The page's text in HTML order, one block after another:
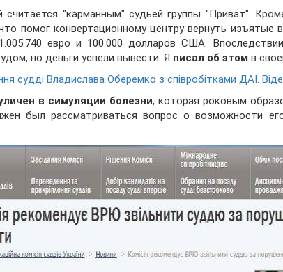
считается "карманным" судьей группы "Приват".
помог конвертационному центру вернуть
евро и 100.000 долларов США.
но деньги успели вывести. Я писал об этом в
судді Владислава Оберемко з співробітками ДАІ.
в симуляции болезни, которая роковым
был рассматриваться вопрос о возможности